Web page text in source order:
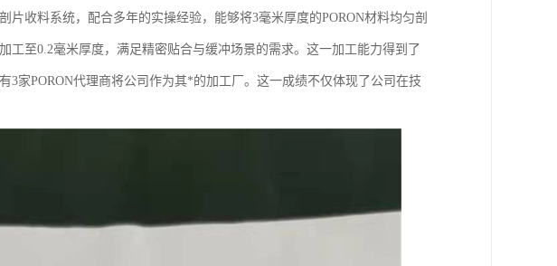
片收料系统，配合多年的实操经验，能够将3毫米厚度的PORON材料均匀剖
工至0.2毫米厚度，满足精密贴合与缓冲场景的需求。这一加工能力得到了
3家PORON代理商将公司作为其*的加工厂。这一成绩不仅体现了公司在技